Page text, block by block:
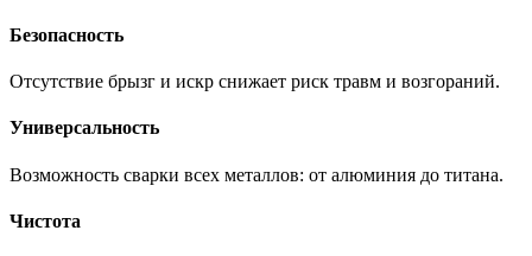
Безопасность
Отсутствие брызг и искр снижает риск травм и возгораний.
Универсальность
Возможность сварки всех металлов: от алюминия до титана.
Чистота